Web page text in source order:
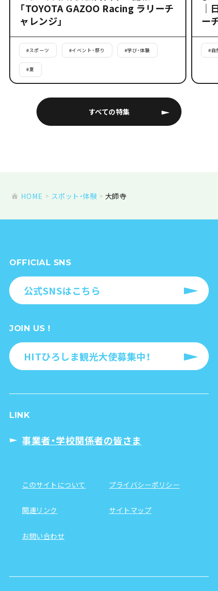
すべての特集
「TOYOTA GAZOO Racing ラリーチ
ャレンジ」
#スポーツ #イベント・祭り #学び・体験
#夏
｜
ー
#自
HOME スポット・体験 大師寺
OFFICIAL SNS
公式SNSはこちら
JOIN US !
HITひろしま観光大使募集中！
LINK
事業者・学校関係者の皆さま
このサイトについて プライバシーポリシー
関連リンク サイトマップ
お問い合わせ